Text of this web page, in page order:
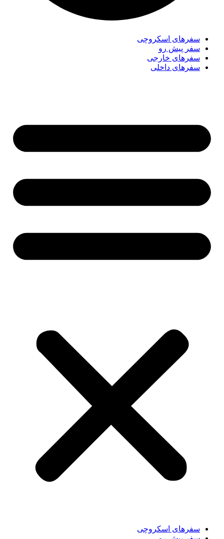
سفر‌های اسکروچی
سفر پیش رو
سفرهای خارجی
سفرهای داخلی
سفر‌های اسکروچی